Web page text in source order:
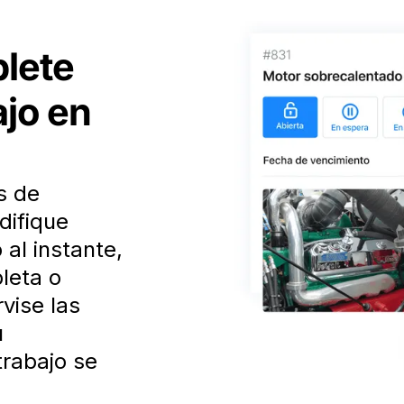
en
de
al instante,
o
las
se